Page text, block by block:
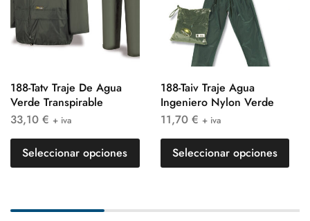
188-Tatv Traje De Agua
Verde Transpirable
33,10 € + iva
Seleccionar opciones
188-Taiv Traje Agua
Ingeniero Nylon Verde
11,70 € + iva
Seleccionar opciones